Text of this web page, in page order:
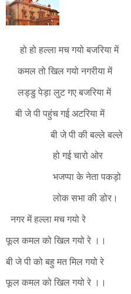
हो हो हल्ला मच गयो बजरिया में
कमल तो खिल गयो नगरीया में
लड्डु पेड़ा लुट गए बजरिया में
बी जे पी पहुंच गई अटरिया में
बी जे पी की बल्ले बल्ले
हो गई चारो ओर
भजप्पा के नेता पकड़ो
लोक सभा की डोर।
नगर में हल्ला मच गयो रे
फूल कमल को खिल गयो रे ।।
बी जे पी को बहु मत मिल गयो रे
फूल कमल को खिल गयो रे ।।